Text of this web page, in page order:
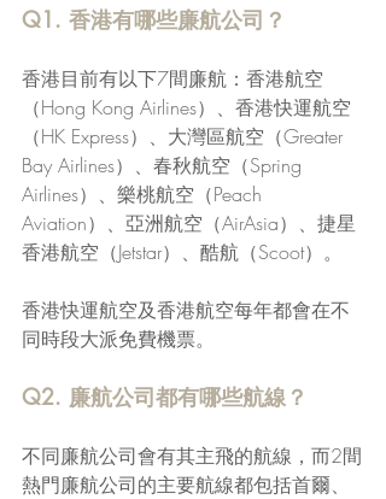
Q1. 香港有哪些廉航公司？
香港目前有以下7間廉航：香港航空
（Hong Kong Airlines）、香港快運航空
（HK Express）、大灣區航空（Greater
Bay Airlines）、春秋航空（Spring
Airlines）、樂桃航空（Peach
Aviation）、亞洲航空（AirAsia）、捷星
香港航空（Jetstar）、酷航（Scoot）。
香港快運航空及香港航空每年都會在不
同時段大派免費機票。
Q2. 廉航公司都有哪些航線？
不同廉航公司會有其主飛的航線，而2間
熱門廉航公司的主要航線都包括首爾、